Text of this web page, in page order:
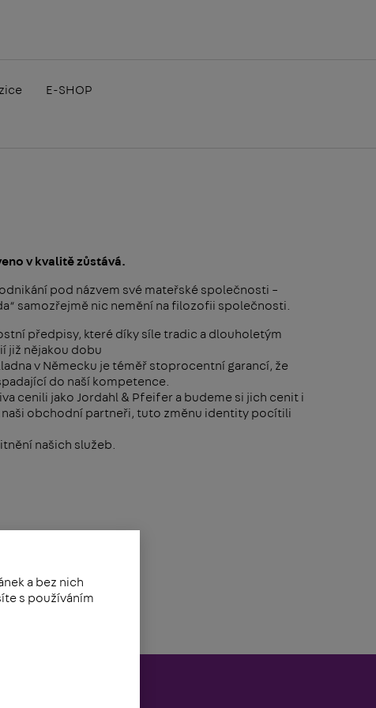
a bez nich
s používáním
E-SHOP
v kvalitě zůstává.
pod názvem své mateřské společnosti –
samozřejmě nic nemění na filozofii společnosti.
předpisy, které díky síle tradic a dlouholetým
již nějakou dobu
v Německu je téměř stoprocentní garancí, že
do naší kompetence.
cenili jako Jordahl & Pfeifer a budeme si jich cenit i
naši obchodní partneři, tuto změnu identity pocítili
našich služeb.